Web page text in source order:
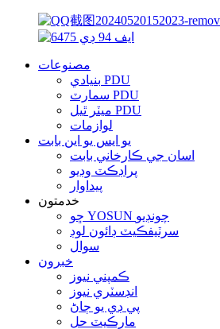
مصنوعات
بنيادي PDU
سمارٽ PDU
ميٽر ٿيل PDU
لوازمات
يو ايس يو اين بابت
اسان جي ڪارخاني بابت
پراڊڪٽ وڊيو
پيداوار
خدمتون
ڇو YOSUN چونڊيو
سرٽيفڪيٽ ڊائون لوڊ
سوال
خبرون
ڪمپني نيوز
انڊسٽري نيوز
پي ڊي يو ڄاڻ
مارڪيٽ حل